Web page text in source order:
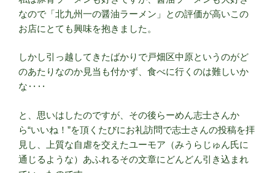
なので「北九州一の醤油ラーメン」との評価が高いこの
お店にとても興味を抱きました。
しかし引っ越してきたばかりで戸畑区中原というのがど
のあたりなのか見当も付かず、食べに行くのは難しいか
な‥‥
と、思いはしたのですが、その後らーめん志士さんか
ら“いいね！”を頂くたびにお礼訪問で志士さんの投稿を拝
見し、上質な自虐を交えたユーモア（みうらじゅん氏に
通じるような）あふれるその文章にどんどん引き込まれ